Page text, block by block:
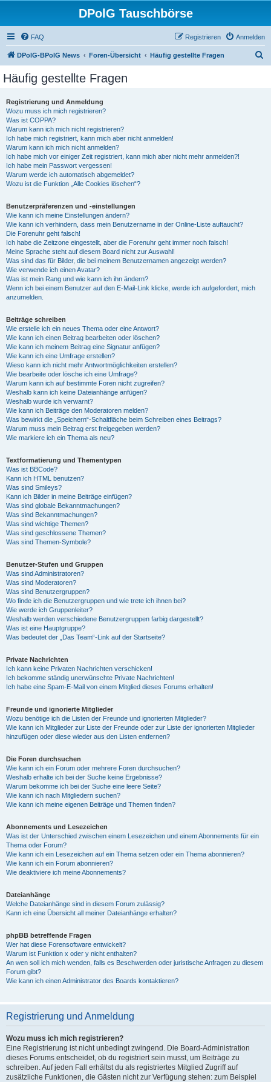
DPolG Tauschbörse
FAQ Anmelden
Registrieren
DPolG-BPolG News Foren-Übersicht Häufig gestellte Fragen
Häufig gestellte Fragen
Registrierung und Anmeldung
Wozu muss ich mich registrieren?
Was ist COPPA?
Warum kann ich mich nicht registrieren?
Ich habe mich registriert, kann mich aber nicht anmelden!
Warum kann ich mich nicht anmelden?
Ich habe mich vor einiger Zeit registriert, kann mich aber nicht mehr anmelden?!
Ich habe mein Passwort vergessen!
Warum werde ich automatisch abgemeldet?
Wozu ist die Funktion „Alle Cookies löschen“?
Benutzerpräferenzen und -einstellungen
Wie kann ich meine Einstellungen ändern?
Wie kann ich verhindern, dass mein Benutzername in der Online-Liste auftaucht?
Die Forenuhr geht falsch!
Ich habe die Zeitzone eingestellt, aber die Forenuhr geht immer noch falsch!
Meine Sprache steht auf diesem Board nicht zur Auswahl!
Was sind das für Bilder, die bei meinem Benutzernamen angezeigt werden?
Wie verwende ich einen Avatar?
Was ist mein Rang und wie kann ich ihn ändern?
Wenn ich bei einem Benutzer auf den E-Mail-Link klicke, werde ich aufgefordert, mich
anzumelden.
Beiträge schreiben
Wie erstelle ich ein neues Thema oder eine Antwort?
Wie kann ich einen Beitrag bearbeiten oder löschen?
Wie kann ich meinem Beitrag eine Signatur anfügen?
Wie kann ich eine Umfrage erstellen?
Wieso kann ich nicht mehr Antwortmöglichkeiten erstellen?
Wie bearbeite oder lösche ich eine Umfrage?
Warum kann ich auf bestimmte Foren nicht zugreifen?
Weshalb kann ich keine Dateianhänge anfügen?
Weshalb wurde ich verwarnt?
Wie kann ich Beiträge den Moderatoren melden?
Was bewirkt die „Speichern“-Schaltfläche beim Schreiben eines Beitrags?
Warum muss mein Beitrag erst freigegeben werden?
Wie markiere ich ein Thema als neu?
Textformatierung und Thementypen
Was ist BBCode?
Kann ich HTML benutzen?
Was sind Smileys?
Kann ich Bilder in meine Beiträge einfügen?
Was sind globale Bekanntmachungen?
Was sind Bekanntmachungen?
Was sind wichtige Themen?
Was sind geschlossene Themen?
Was sind Themen-Symbole?
Benutzer-Stufen und Gruppen
Was sind Administratoren?
Was sind Moderatoren?
Was sind Benutzergruppen?
Wo finde ich die Benutzergruppen und wie trete ich ihnen bei?
Wie werde ich Gruppenleiter?
Weshalb werden verschiedene Benutzergruppen farbig dargestellt?
Was ist eine Hauptgruppe?
Was bedeutet der „Das Team“-Link auf der Startseite?
Private Nachrichten
Ich kann keine Privaten Nachrichten verschicken!
Ich bekomme ständig unerwünschte Private Nachrichten!
Ich habe eine Spam-E-Mail von einem Mitglied dieses Forums erhalten!
Freunde und ignorierte Mitglieder
Wozu benötige ich die Listen der Freunde und ignorierten Mitglieder?
Wie kann ich Mitglieder zur Liste der Freunde oder zur Liste der ignorierten Mitglieder
hinzufügen oder diese wieder aus den Listen entfernen?
Die Foren durchsuchen
Wie kann ich ein Forum oder mehrere Foren durchsuchen?
Weshalb erhalte ich bei der Suche keine Ergebnisse?
Warum bekomme ich bei der Suche eine leere Seite?
Wie kann ich nach Mitgliedern suchen?
Wie kann ich meine eigenen Beiträge und Themen finden?
Abonnements und Lesezeichen
Was ist der Unterschied zwischen einem Lesezeichen und einem Abonnements für ein
Thema oder Forum?
Wie kann ich ein Lesezeichen auf ein Thema setzen oder ein Thema abonnieren?
Wie kann ich ein Forum abonnieren?
Wie deaktiviere ich meine Abonnements?
Dateianhänge
Welche Dateianhänge sind in diesem Forum zulässig?
Kann ich eine Übersicht all meiner Dateianhänge erhalten?
phpBB betreffende Fragen
Wer hat diese Forensoftware entwickelt?
Warum ist Funktion x oder y nicht enthalten?
An wen soll ich mich wenden, falls es Beschwerden oder juristische Anfragen zu diesem
Forum gibt?
Wie kann ich einen Administrator des Boards kontaktieren?
Registrierung und Anmeldung
Wozu muss ich mich registrieren?
Eine Registrierung ist nicht unbedingt zwingend. Die Board-Administration
dieses Forums entscheidet, ob du registriert sein musst, um Beiträge zu
schreiben. Auf jeden Fall erhältst du als registriertes Mitglied Zugriff auf
zusätzliche Funktionen, die Gästen nicht zur Verfügung stehen: zum Beispiel